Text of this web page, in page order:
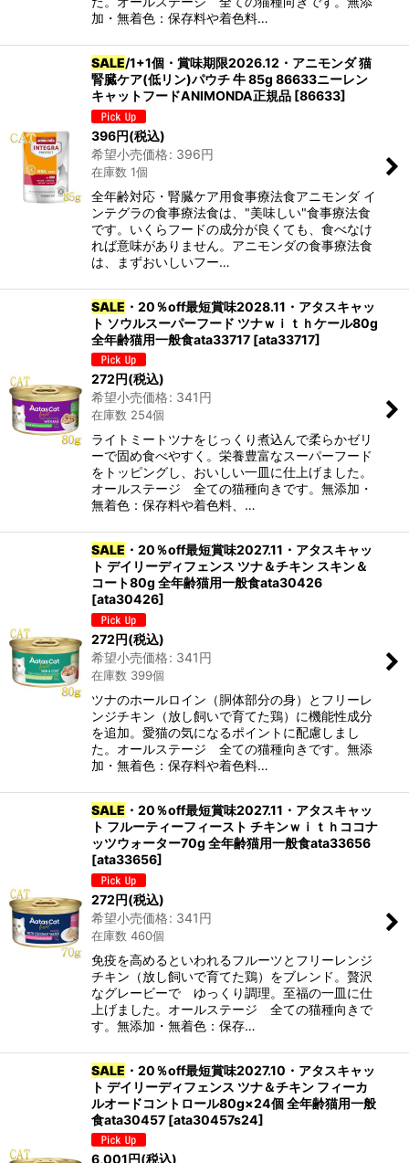
加・無着色：保存料や着色料…
SALE/1+1個・賞味期限2026.12・アニモンダ 猫
腎臓ケア(低リン)パウチ 牛 85g 86633ニーレン
キャットフードANIMONDA正規品 [86633]
396円(税込)
希望小売価格: 396円
在庫数 1個
全年齢対応・腎臓ケア用食事療法食アニモンダ イ
ンテグラの食事療法食は、"美味しい"食事療法食
です。いくらフードの成分が良くても、食べなけ
れば意味がありません。アニモンダの食事療法食
は、まずおいしいフー…
SALE ・20％off最短賞味2028.11・アタスキャッ
ト ソウルスーパーフード ツナｗｉｔｈケール80g
全年齢猫用一般食ata33717 [ata33717]
272円(税込)
希望小売価格: 341円
在庫数 254個
ライトミートツナをじっくり煮込んで柔らかゼリ
ーで固め食べやすく。栄養豊富なスーパーフード
をトッピングし、おいしい一皿に仕上げました。
オールステージ 全ての猫種向きです。無添加・
無着色：保存料や着色料、…
SALE ・20％off最短賞味2027.11・アタスキャッ
ト デイリーディフェンス ツナ＆チキン スキン＆
コート80g 全年齢猫用一般食ata30426
[ata30426]
272円(税込)
希望小売価格: 341円
在庫数 399個
ツナのホールロイン（胴体部分の身）とフリーレ
ンジチキン（放し飼いで育てた鶏）に機能性成分
を追加。愛猫の気になるポイントに配慮しまし
た。オールステージ 全ての猫種向きです。無添
加・無着色：保存料や着色料…
SALE ・20％off最短賞味2027.11・アタスキャッ
ト フルーティーフィースト チキンｗｉｔｈココナ
ッツウォーター70g 全年齢猫用一般食ata33656
[ata33656]
272円(税込)
希望小売価格: 341円
在庫数 460個
免疫を高めるといわれるフルーツとフリーレンジ
チキン（放し飼いで育てた鶏）をブレンド。贅沢
なグレービーで ゆっくり調理。至福の一皿に仕
上げました。オールステージ 全ての猫種向きで
す。無添加・無着色：保存…
SALE ・20％off最短賞味2027.10・アタスキャッ
ト デイリーディフェンス ツナ＆チキン フィーカ
ルオードコントロール80g×24個 全年齢猫用一般
食ata30457 [ata30457s24]
6,001円(税込)